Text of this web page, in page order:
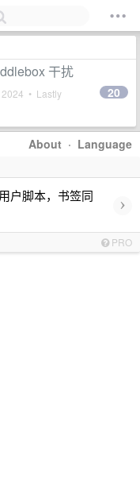
干扰
• Lastly
20
About · Language
户脚本，书签同
›
PRO